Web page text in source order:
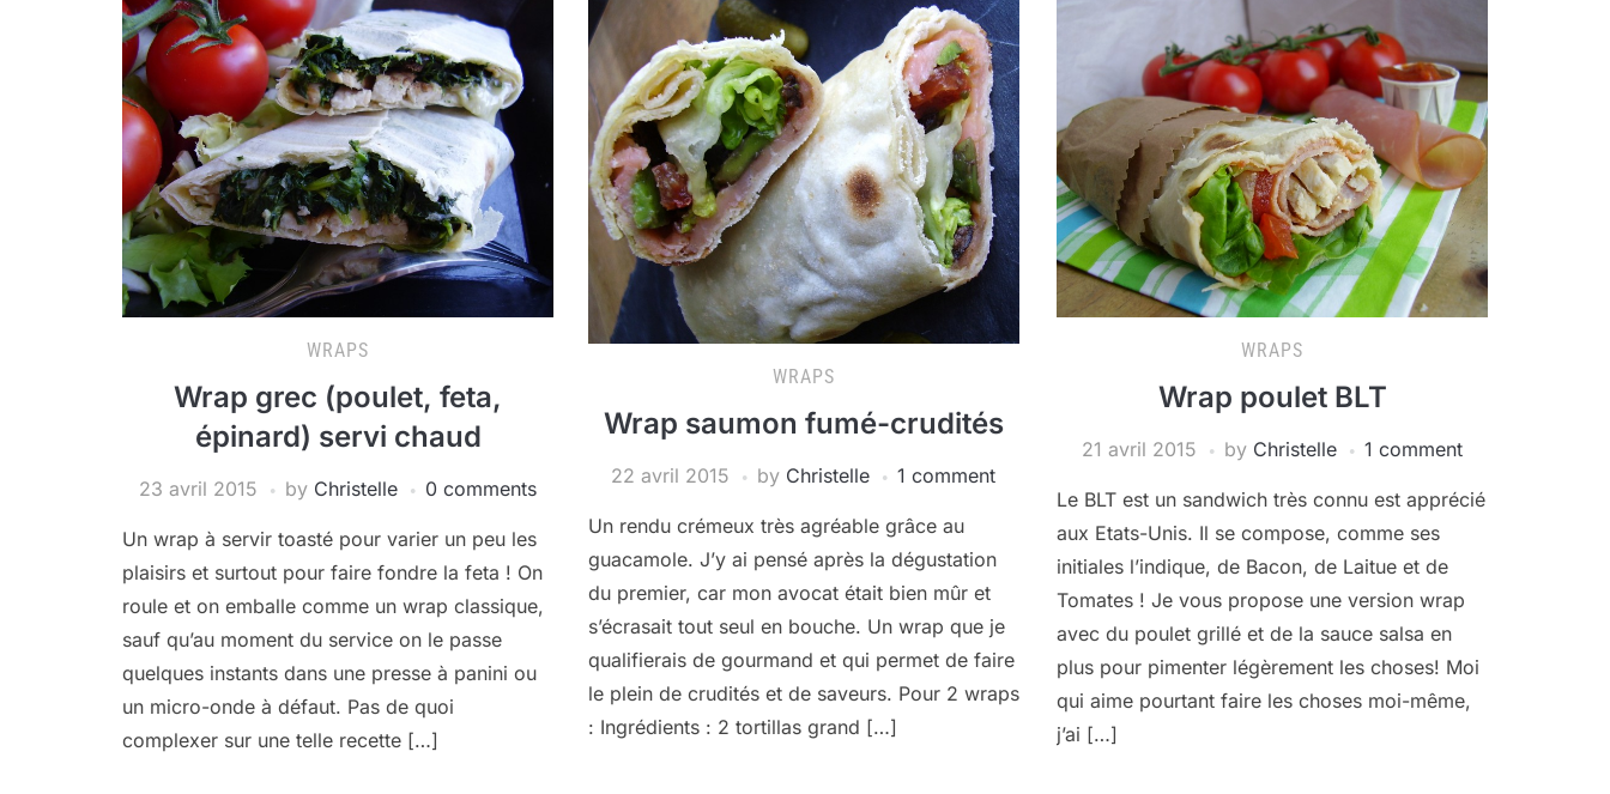
WRAPS
Wrap grec (poulet, feta,
épinard) servi chaud
23 avril 2015 by Christelle 0 comments
Un wrap à servir toasté pour varier un peu les
plaisirs et surtout pour faire fondre la feta ! On
roule et on emballe comme un wrap classique,
sauf qu’au moment du service on le passe
quelques instants dans une presse à panini ou
un micro-onde à défaut. Pas de quoi
complexer sur une telle recette […]
WRAPS
Wrap saumon fumé-crudités
22 avril 2015 by Christelle 1 comment
Un rendu crémeux très agréable grâce au
guacamole. J’y ai pensé après la dégustation
du premier, car mon avocat était bien mûr et
s’écrasait tout seul en bouche. Un wrap que je
qualifierais de gourmand et qui permet de faire
le plein de crudités et de saveurs. Pour 2 wraps
: Ingrédients : 2 tortillas grand […]
WRAPS
Wrap poulet BLT
21 avril 2015 by Christelle 1 comment
Le BLT est un sandwich très connu est apprécié
aux Etats-Unis. Il se compose, comme ses
initiales l’indique, de Bacon, de Laitue et de
Tomates ! Je vous propose une version wrap
avec du poulet grillé et de la sauce salsa en
plus pour pimenter légèrement les choses! Moi
qui aime pourtant faire les choses moi-même,
j’ai […]